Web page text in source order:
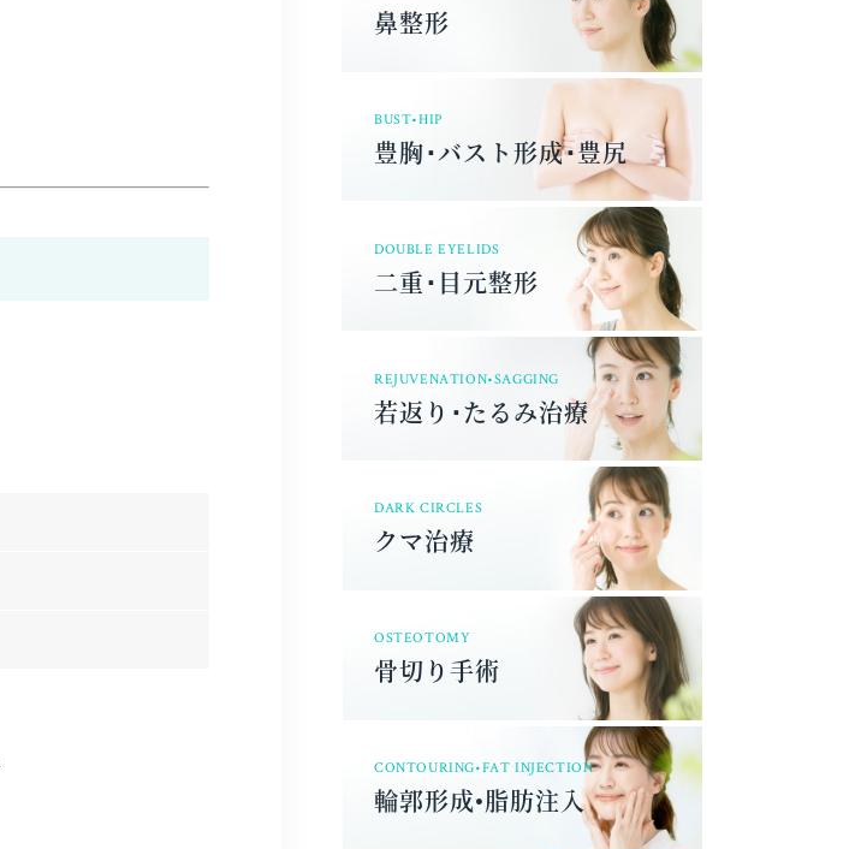
鼻整形
BUST•HIP
豊胸･バスト形成･豊尻
DOUBLE EYELIDS
二重･目元整形
REJUVENATION•SAGGING
若返り･たるみ治療
DARK CIRCLES
クマ治療
OSTEOTOMY
骨切り手術
CONTOURING•FAT INJECTION
輪郭形成•脂肪注入